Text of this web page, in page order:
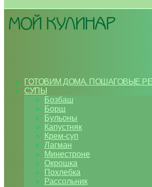
ГОТОВИМ ДОМА. ПОШАГОВЫЕ
СУПЫ
Бозбаш
Борщ
Бульоны
Капустняк
Крем-суп
Лагман
Минестроне
Окрошка
Похлебка
Рассольник